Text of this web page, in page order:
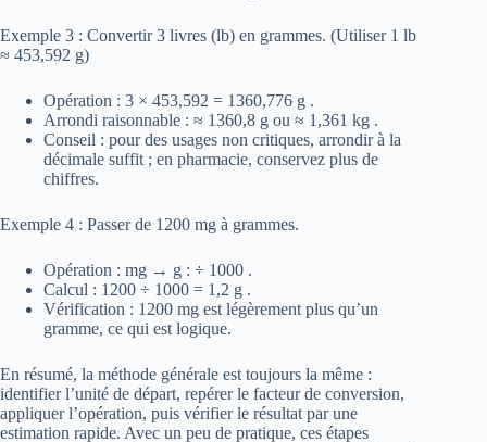
Exemple 3 : Convertir 3 livres (lb) en grammes. (Utiliser 1 lb
≈ 453,592 g)
Opération : 3 × 453,592 = 1360,776 g .
Arrondi raisonnable : ≈ 1360,8 g ou ≈ 1,361 kg .
Conseil : pour des usages non critiques, arrondir à la
décimale suffit ; en pharmacie, conservez plus de
chiffres.
Exemple 4 : Passer de 1200 mg à grammes.
Opération : mg → g : ÷ 1000 .
Calcul : 1200 ÷ 1000 = 1,2 g .
Vérification : 1200 mg est légèrement plus qu’un
gramme, ce qui est logique.
En résumé, la méthode générale est toujours la même :
identifier l’unité de départ, repérer le facteur de conversion,
appliquer l’opération, puis vérifier le résultat par une
estimation rapide. Avec un peu de pratique, ces étapes